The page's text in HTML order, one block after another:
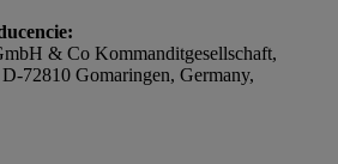
& Co Kommanditgesellschaft,
72810 Gomaringen, Germany,